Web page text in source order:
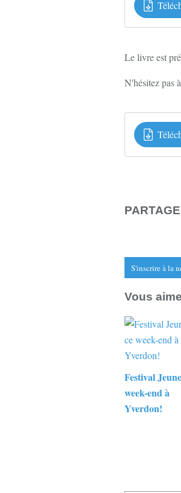
Le livre est
N'hésitez pas
S'inscrire à la
Vous
Festival
week-end à
Yverdon!